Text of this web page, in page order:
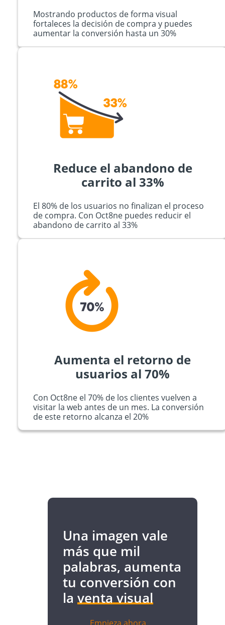
Mostrando productos de forma visual
fortaleces la decisión de compra y puedes
aumentar la conversión hasta un 30%
Reduce el abandono de
carrito al 33%
El 80% de los usuarios no finalizan el proceso
de compra. Con Oct8ne puedes reducir el
abandono de carrito al 33%
Aumenta el retorno de
usuarios al 70%
Con Oct8ne el 70% de los clientes vuelven a
visitar la web antes de un mes. La conversión
de este retorno alcanza el 20%
Una imagen vale
más que mil
palabras, aumenta
tu conversión con
la venta visual